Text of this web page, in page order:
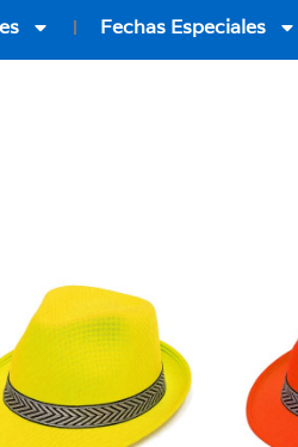
Fechas Especiales